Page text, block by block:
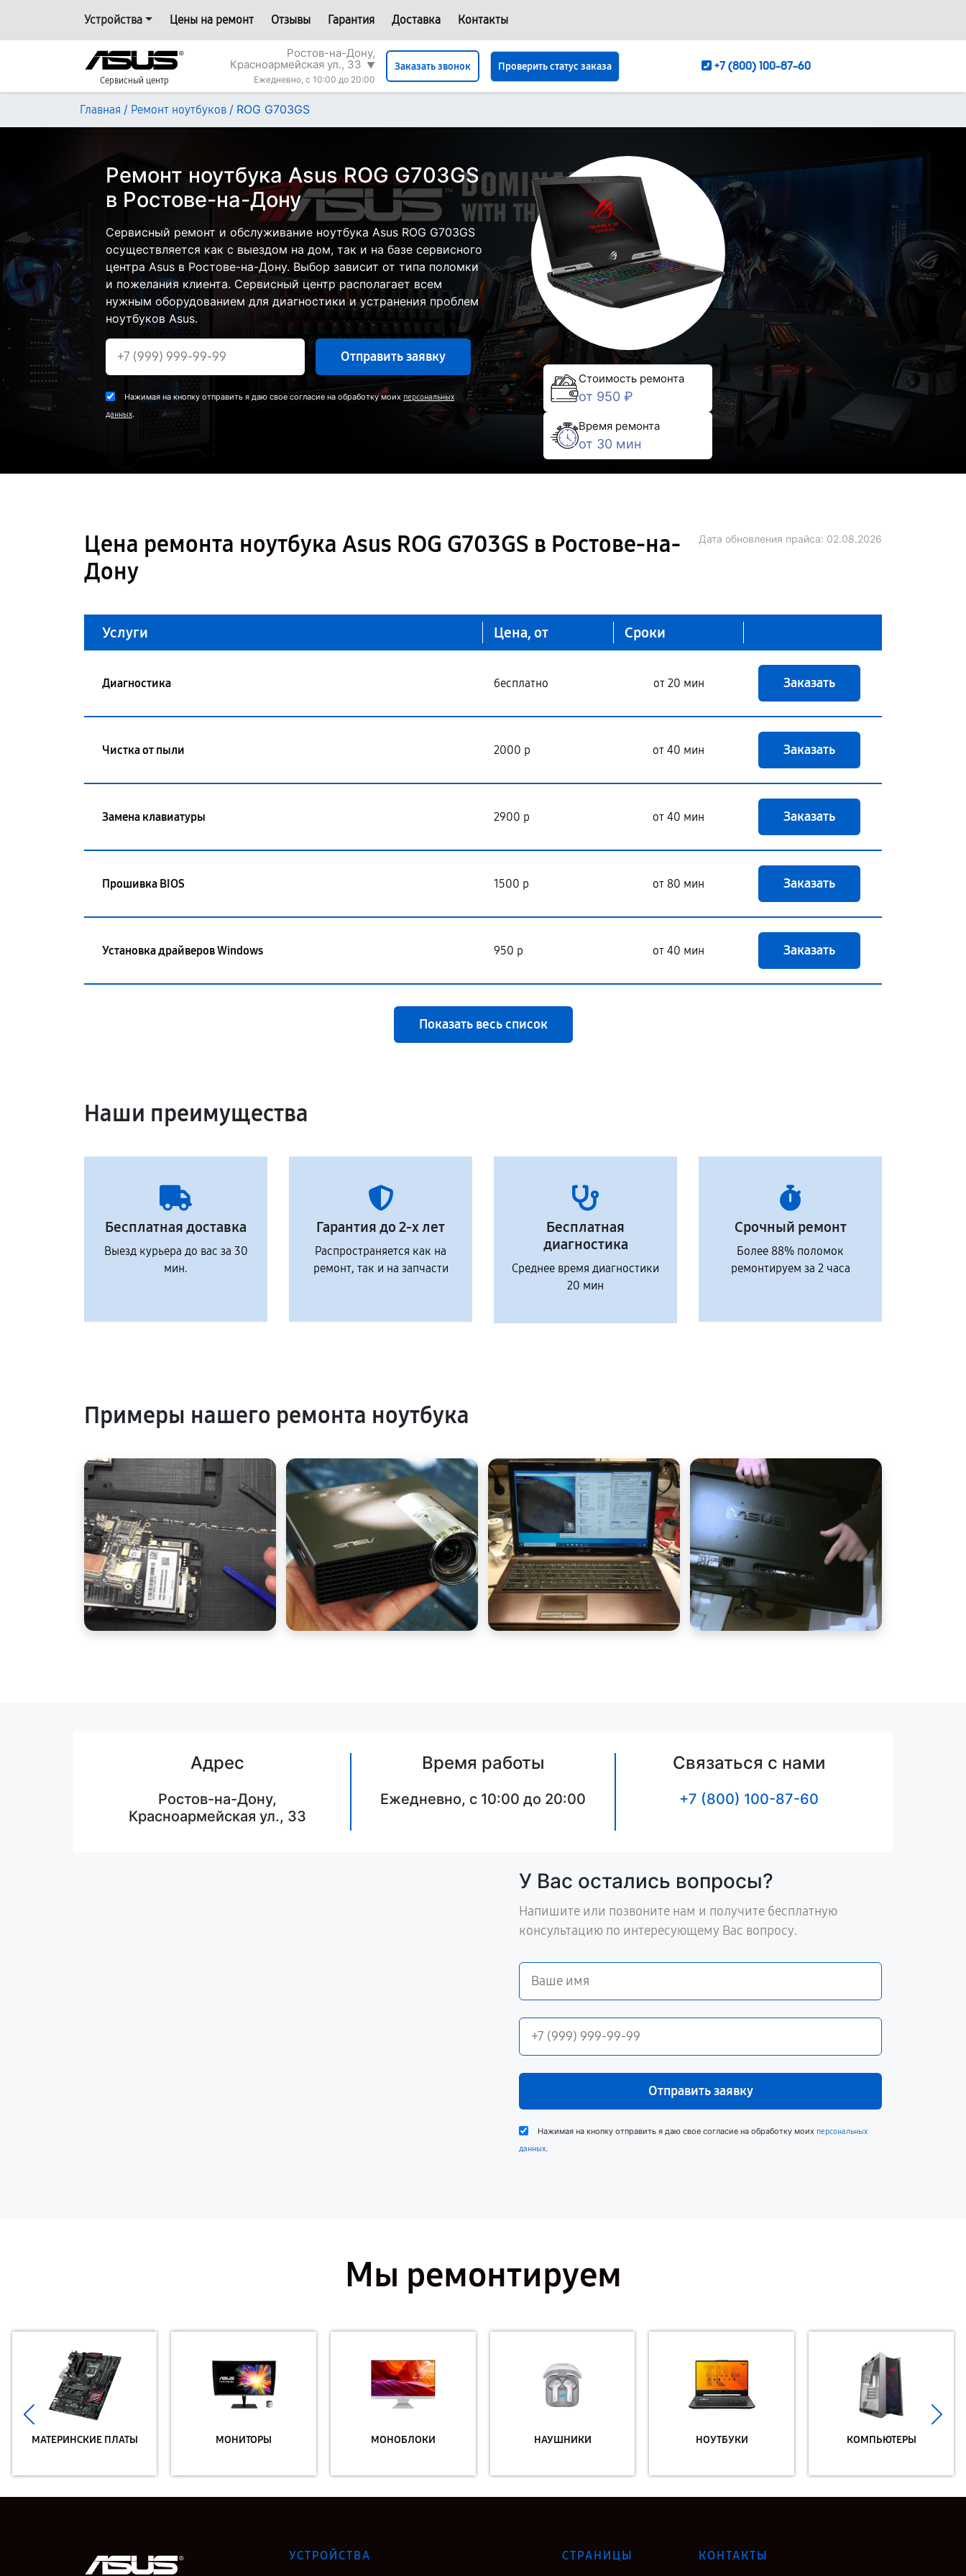
Устройства Цены на ремонт Отзывы Гарантия Доставка Контакты
Сервисный центр
Ростов-на-Дону,
Красноармейская ул., 33 ▼
Ежедневно, с 10:00 до 20:00
Заказать звонок Проверить статус заказа +7 (800) 100-87-60
Главная / Ремонт ноутбуков / ROG G703GS
Ремонт ноутбука Asus ROG G703GS
в Ростове-на-Дону
Сервисный ремонт и обслуживание ноутбука Asus ROG G703GS
осуществляется как с выездом на дом, так и на базе сервисного
центра Asus в Ростове-на-Дону. Выбор зависит от типа поломки
и пожелания клиента. Сервисный центр располагает всем
нужным оборудованием для диагностики и устранения проблем
ноутбуков Asus.
Отправить заявку
Нажимая на кнопку отправить я даю свое согласие на обработку моих персональных
данных.
Стоимость ремонта
от 950 ₽
Время ремонта
от 30 мин
Цена ремонта ноутбука Asus ROG G703GS в Ростове-на-
Дону
Дата обновления прайса: 02.08.2026
Услуги Цена, от Сроки
Диагностика бесплатно от 20 мин Заказать
Чистка от пыли 2000 р от 40 мин Заказать
Замена клавиатуры 2900 р от 40 мин Заказать
Прошивка BIOS 1500 р от 80 мин Заказать
Установка драйверов Windows 950 р от 40 мин Заказать
Показать весь список
Наши преимущества
Бесплатная доставка
Выезд курьера до вас за 30
мин.
Гарантия до 2-х лет
Распространяется как на
ремонт, так и на запчасти
Бесплатная
диагностика
Среднее время диагностики
20 мин
Срочный ремонт
Более 88% поломок
ремонтируем за 2 часа
Примеры нашего ремонта ноутбука
Адрес
Ростов-на-Дону,
Красноармейская ул., 33
Время работы
Ежедневно, с 10:00 до 20:00
Связаться с нами
+7 (800) 100-87-60
У Вас остались вопросы?
Напишите или позвоните нам и получите бесплатную
консультацию по интересующему Вас вопросу.
Отправить заявку
Нажимая на кнопку отправить я даю свое согласие на обработку моих персональных
данных.
Мы ремонтируем
МАТЕРИНСКИЕ ПЛАТЫ МОНИТОРЫ МОНОБЛОКИ НАУШНИКИ НОУТБУКИ КОМПЬЮТЕРЫ
УСТРОЙСТВА СТРАНИЦЫ КОНТАКТЫ